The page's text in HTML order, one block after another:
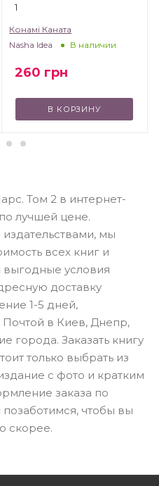
1
Конамі Каната
Nasha Idea
В наличии
260 грн
В КОРЗИНУ
Том 2 в интернет-
лучшей цене.
мы
всех книг и
выгодные условия
доставку
1-5 дней,
в Киев, Днепр,
города. Заказать книгу
только выбрать из
с фото и кратким
заказа по
чтобы вы
скорее.